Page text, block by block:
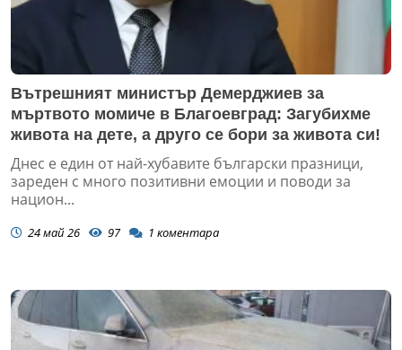
Вътрешният министър Демерджиев за
мъртвото момиче в Благоевград: Загубихме
живота на дете, а друго се бори за живота си!
Днес е един от най-хубавите български празници,
зареден с много позитивни емоции и поводи за
национ...
24 май 26 97 1 коментара